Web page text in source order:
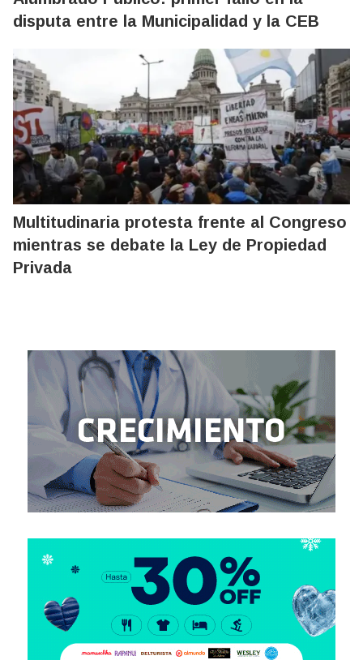
disputa entre la Municipalidad y la CEB
Multitudinaria protesta frente al Congreso
mientras se debate la Ley de Propiedad
Privada